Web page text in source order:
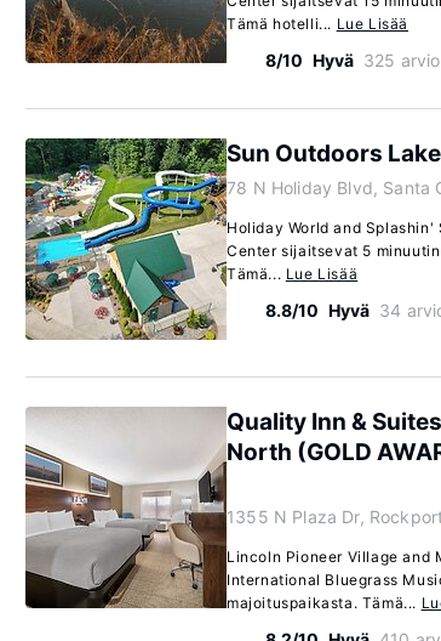
Tämä hotelli... Lue Lisää
8/10 Hyvä 325
Sun Outdoors
78 N Holiday Blvd, Santa
Holiday World and
Center sijaitsevat 5
Tämä... Lue Lisää
8.8/10 Hyvä 34
Quality Inn &
North (GOLD
1355 N Plaza Dr,
Lincoln Pioneer Village and
International Bluegrass
majoituspaikasta. Tämä...